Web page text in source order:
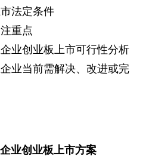
法定条件
重点
业创业板上市可行性分析
业当前需解决、改进或完
业创业板上市方案